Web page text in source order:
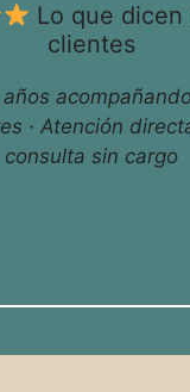
Lo que
clientes
· Atención
consulta sin cargo